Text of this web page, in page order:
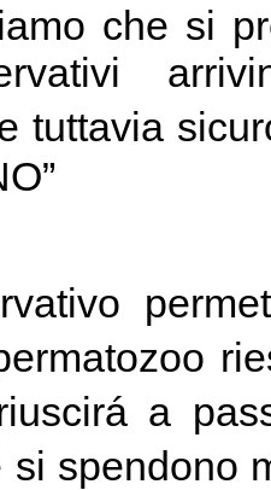
che si
tuttavia
a
si spendono